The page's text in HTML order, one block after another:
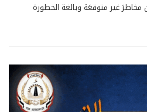
مخاطرَ غير متوقعَة وبالغة الخطورة